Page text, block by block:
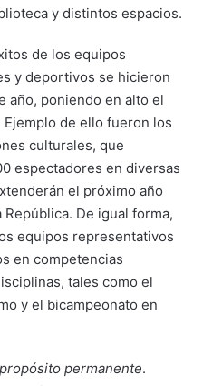
y distintos espacios.
de los equipos
y deportivos se hicieron
año, poniendo en alto el
de ello fueron los
culturales, que
espectadores en diversas
el próximo año
De igual forma,
equipos representativos
en competencias
tales como el
y el bicampeonato en
permanente.